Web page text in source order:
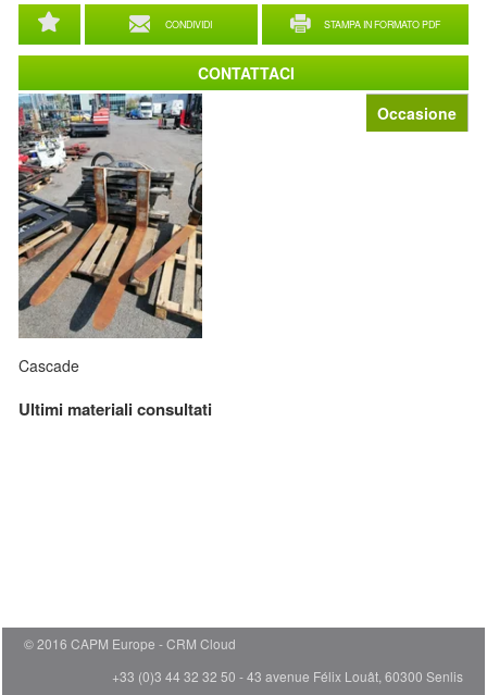
Occasione
Cascade
CONDIVIDI STAMPA IN FORMATO PDF
CONTATTACI
Ultimi materiali consultati
© 2016 CAPM Europe
CRM Cloud
+33 (0)3 44 32 32 50 - 43 avenue Félix Louât, 60300 Senlis